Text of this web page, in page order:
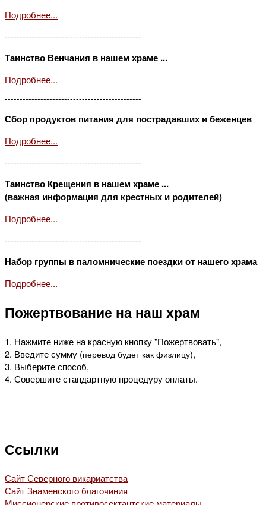
Подробнее...
----------------------------------------------
Таинство Венчания в нашем храме ...
Подробнее...
----------------------------------------------
Сбор продуктов питания для пострадавших и беженцев
Подробнее...
----------------------------------------------
Таинство Крещения в нашем храме ...
(важная информация для крестных и родителей)
Подробнее...
----------------------------------------------
Набор группы в паломнические поездки от нашего храма
Подробнее...
Пожертвование на наш храм
1. Нажмите ниже на красную кнопку "Пожертвовать",
2. Введите сумму (перевод будет как физлицу),
3. Выберите способ,
4. Совершите стандартную процедуру оплаты.
Ссылки
Сайт Северного викариатства
Сайт Знаменского благочиния